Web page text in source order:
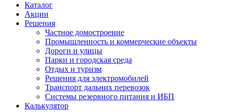
Каталог
Акции
Решения
Частное домостроение
Промышленность и коммерческие объекты
Дороги и улицы
Парки и городская среда
Отдых и туризм
Решения для электромобилей
Транспорт дальних перевозок
Системы резервного питания и ИБП
Калькулятор